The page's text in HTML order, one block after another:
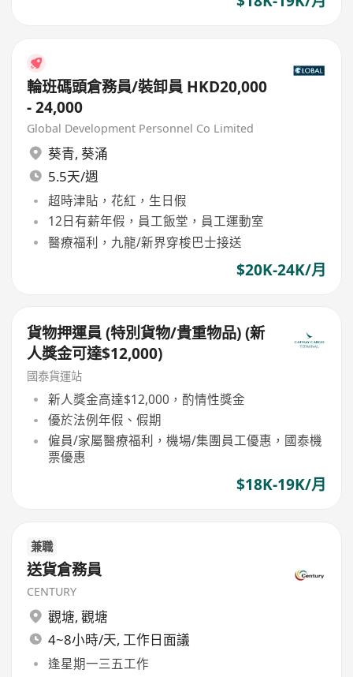
輪班碼頭倉務員/裝卸員 HKD20,000
- 24,000
Global Development Personnel Co Limited
葵青, 葵涌
5.5天/週
超時津貼，花紅，生日假
12日有薪年假，員工飯堂，員工運動室
醫療福利，九龍/新界穿梭巴士接送
$20K-24K/月
貨物押運員 (特別貨物/貴重物品) (新
人獎金可達$12,000)
國泰貨運站
新人獎金高達$12,000，酌情性獎金
優於法例年假、假期
僱員/家屬醫療福利，機場/集團員工優惠，國泰機
票優惠
$18K-19K/月
兼職
送貨倉務員
CENTURY
觀塘, 觀塘
4~8小時/天, 工作日面議
逢星期一三五工作